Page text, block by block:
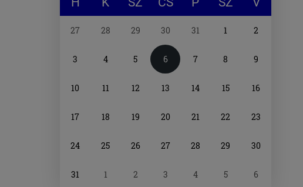
választó
27 28 29 30 31 1 2
3 4 5 6 7 8 9
10 11 12 13 14 15 16
17 18 19 20 21 22 23
24 25 26 27 28 29 30
31 1 2 3 4 5 6